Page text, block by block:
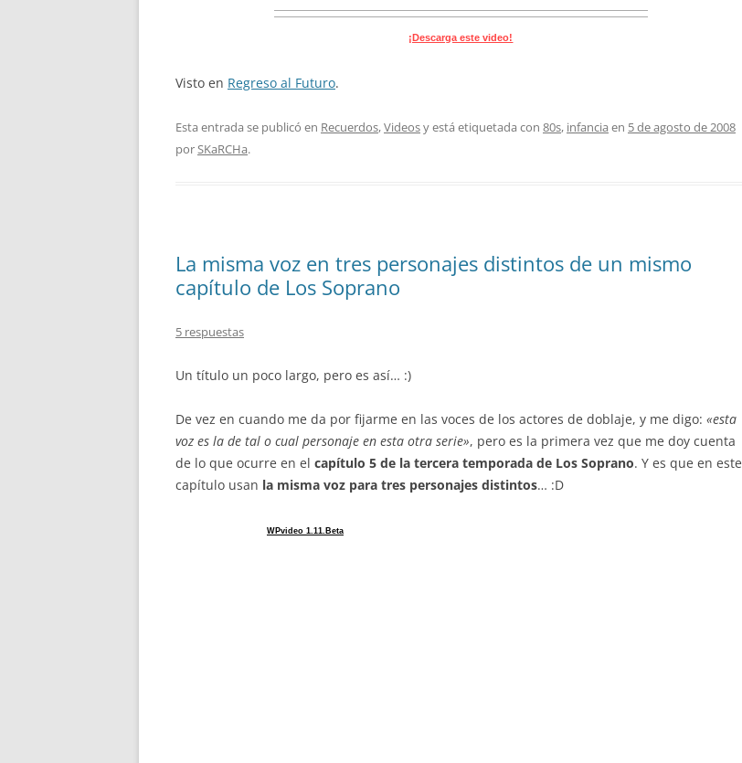
¡Descarga este video!
Visto en Regreso al Futuro.
Esta entrada se publicó en Recuerdos,Videosy está etiquetada con 80s, infancia en 5 de agosto de 2008
porSKaRCHa.
La misma voz en tres personajes distintos de un mismo
capítulo de Los Soprano
5 respuestas
Un título un poco largo, pero es así… :)
De vez en cuando me da por fijarme en las voces de los actores de doblaje, y me digo: «esta
voz es la de tal o cual personaje en esta otra serie», pero es la primera vez que me doy cuenta
de lo que ocurre en el capítulo 5 de la tercera temporada de Los Soprano. Y es que en este
capítulo usan la misma voz para tres personajes distintos… :D
WPvideo 1.11.Beta